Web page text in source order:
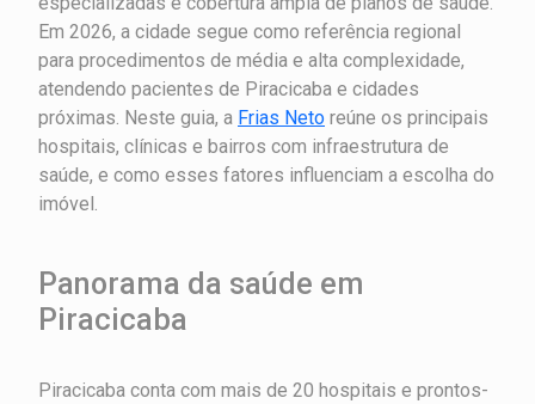
Em 2026, a cidade segue como referência regional
para procedimentos de média e alta complexidade,
atendendo pacientes de Piracicaba e cidades
próximas. Neste guia, a Frias Neto reúne os principais
hospitais, clínicas e bairros com infraestrutura de
saúde, e como esses fatores influenciam a escolha do
imóvel.
Panorama da saúde em
Piracicaba
Piracicaba conta com mais de 20 hospitais e prontos-